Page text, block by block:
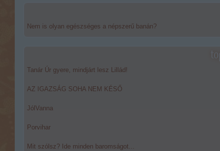
Nem is olyan egészséges a népszerű banán?
Tanár Úr gyere, mindjárt lesz Lillád!
AZ IGAZSÁG SOHA NEM KÉSŐ
JólVanna
Porvihar
Mit szólsz? Ide minden baromságot...